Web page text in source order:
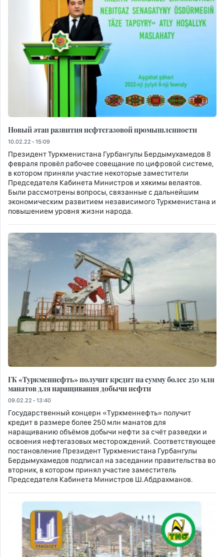
Новый этап развития нефтегазовой промышленности
10.02.22 - 15:09
Президент Туркменистана Гурбангулы Бердымухамедов 8
февраля провёл рабочее совещание по цифровой системе,
в котором приняли участие некоторые заместители
Председателя Кабинета Министров и хякимы велаятов.
Были рассмотрены вопросы, связанные с дальнейшим
экономическим развитием независимого Туркменистана и
повышением уровня жизни народа.
ГК «Tуркменнефть» получит кредит на сумму более 250 млн
манатов для наращивания добычи нефти
09.02.22 - 13:40
Государственный концерн «Tуркменнефть» получит
кредит в размере более 250 млн манатов для
наращиванию объёмов добычи нефти за счёт разведки и
освоения нефтегазовых месторождений. Соответствующее
постановление Президент Туркменистана Гурбангулы
Бердымухамедов подписал на заседании правительства во
вторник, в котором принял участие заместитель
Председателя Кабинета Министров Ш.Абдрахманов.